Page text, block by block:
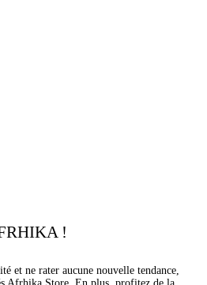
!
et ne rater aucune nouvelle tendance,